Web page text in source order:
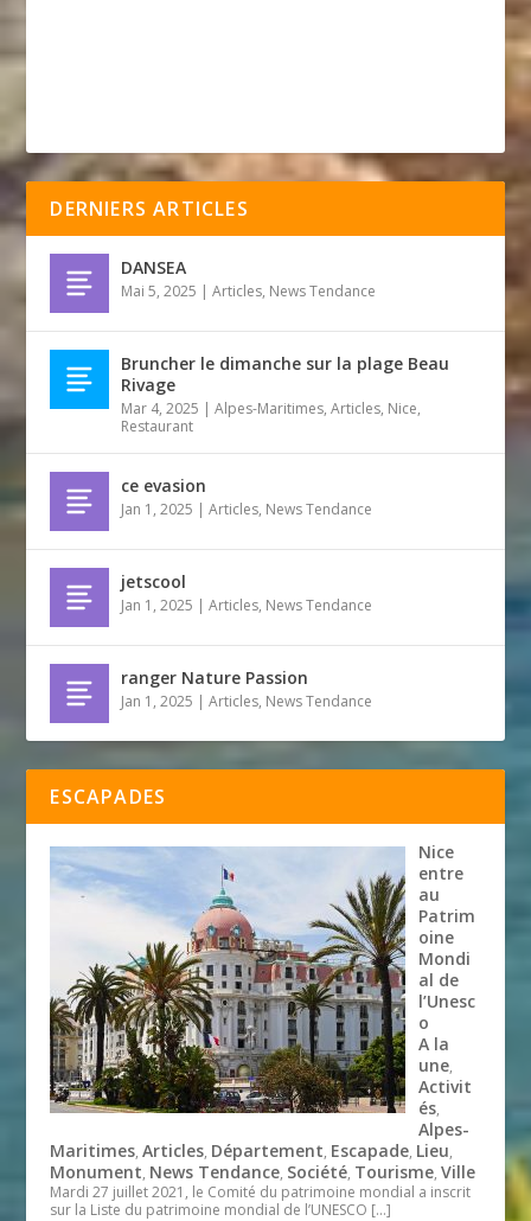
DERNIERS ARTICLES
DANSEA
Mai 5, 2025 |Articles, News Tendance
Bruncher le dimanche sur la plage Beau
Rivage
Mar 4, 2025 |Alpes-Maritimes,Articles, Nice,
Restaurant
ce evasion
Jan 1, 2025 |Articles, News Tendance
jetscool
Jan 1, 2025 |Articles, News Tendance
ranger Nature Passion
Jan 1, 2025 |Articles, News Tendance
ESCAPADES
Nice
entre
au
Patrim
oine
Mondi
al de
l’Unesc
o
A la
une,
Activit
és,
Alpes-
Maritimes,Articles, Département, Escapade, Lieu,
Monument, News Tendance, Société, Tourisme,Ville
Mardi 27 juillet 2021, le Comité du patrimoine mondial a inscrit
sur la Liste du patrimoine mondial de l’UNESCO […]